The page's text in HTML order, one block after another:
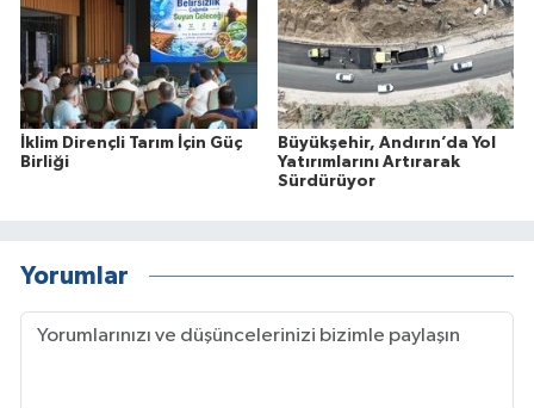
İklim Dirençli Tarım İçin Güç
Birliği
Büyükşehir, Andırın’da Yol
Yatırımlarını Artırarak
Sürdürüyor
Yorumlar